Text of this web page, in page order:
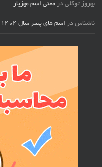
بهروز توکلی در معنی اسم مهزیار
ناشناس در اسم های پسر سال ۱۴۰۴